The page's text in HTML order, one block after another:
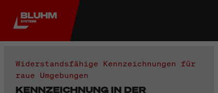
Widerstandsfähige Kennzeichnungen für
raue Umgebungen
KENNZEICHNUNG IN DER